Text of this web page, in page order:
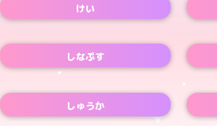
けい
しなぷす
しゅうか